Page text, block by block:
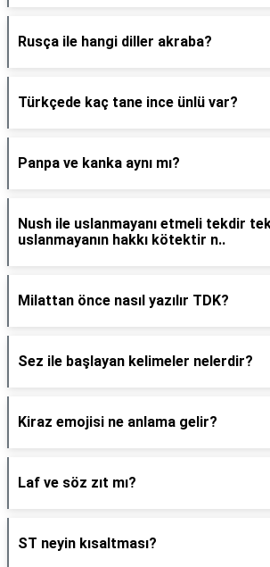
Rusça ile hangi diller akraba?
Türkçede kaç tane ince ünlü var?
Panpa ve kanka aynı mı?
Nush ile uslanmayanı etmeli tekdir
uslanmayanın hakkı kötektir n..
Milattan önce nasıl yazılır TDK?
Sez ile başlayan kelimeler nelerdir?
Kiraz emojisi ne anlama gelir?
Laf ve söz zıt mı?
ST neyin kısaltması?